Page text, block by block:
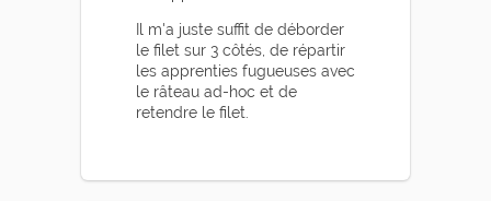
Il m'a juste suffit de déborder
le filet sur 3 côtés, de répartir
les apprenties fugueuses avec
le râteau ad-hoc et de
retendre le filet.